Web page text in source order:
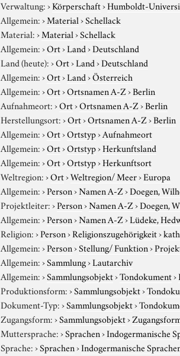
Verwaltung:›Körperschaft›Humboldt-
Allgemein:›Material›Schellack
Material:›Material›Schellack
Allgemein:›Ort›Land›Deutschland
Land (heute):›Ort›Land›Deutschland
Allgemein:›Ort›Land›Österreich
Allgemein:›Ort›Ortsnamen A-Z›Berlin
Aufnahmeort:›Ort›Ortsnamen A-Z›Berlin
Herstellungsort:›Ort›Ortsnamen A-Z›Berlin
Allgemein:›Ort›Ortstyp›Aufnahmeort
Allgemein:›Ort›Ortstyp›Herkunftsland
Allgemein:›Ort›Ortstyp›Herkunftsort
Weltregion:›Ort›Weltregion/ Meer›Europa
Allgemein:›Person›Namen A-Z›Doegen,
Projektleiter:›Person›Namen A-Z›Doegen,
Allgemein:›Person›Namen A-Z›Lüdeke,
Religion:›Person›Religionszugehörigkeit›
Allgemein:›Person›Stellung/ Funktion›
Allgemein:›Sammlung›Lautarchiv
Allgemein:›Sammlungsobjekt›Tondokument›
Produktionsform:›Sammlungsobjekt›
Dokument-Typ:›Sammlungsobjekt›
Zugangsform:›Sammlungsobjekt›
Muttersprache:›Sprachen›Indogermanische
Sprache:›Sprachen›Indogermanische